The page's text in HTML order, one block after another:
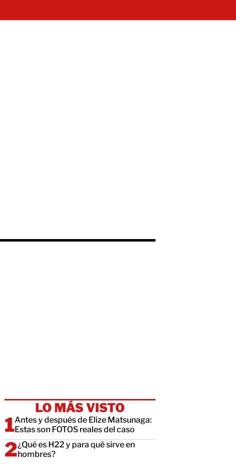
LO MÁS VISTO
Antes y después de Elize Matsunaga:
Estas son FOTOS reales del caso
¿Qué es H22 y para qué sirve en
hombres?